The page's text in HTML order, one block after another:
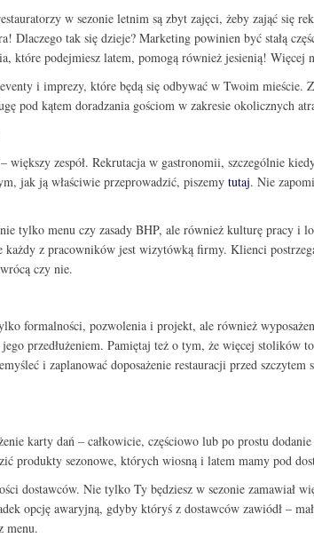
w sezonie letnim są zbyt zajęci, żeby zająć się
Dlaczego tak się dzieje? Marketing powinien być stałą
które podejmiesz latem, pomogą również jesienią! Więcej
i imprezy, które będą się odbywać w Twoim mieście.
pod kątem doradzania gościom w zakresie okolicznych
większy zespół. Rekrutacja w gastronomii, szczególnie
jak ją właściwie przeprowadzić, piszemytutaj. Nie
tylko menu czy zasady BHP, ale również kulturę pracy i
każdy z pracowników jest wizytówką firmy. Klienci
czy nie.
formalności, pozwolenia i projekt, ale również
przedłużeniem. Pamiętaj też o tym, że więcej stolików
i zaplanować doposażenie restauracji przed szczytem
karty dań – całkowicie, częściowo lub po prostu
produkty sezonowe, których wiosną i latem mamy pod
dostawców. Nie tylko Ty będziesz w sezonie zamawiał
opcję awaryjną, gdyby któryś z dostawców zawiódł –
menu.